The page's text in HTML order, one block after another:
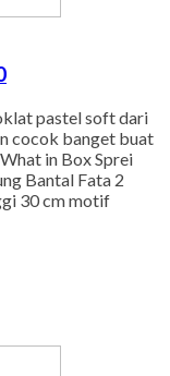
pastel soft dari
cocok banget buat
in Box Sprei
Bantal Fata 2
30 cm motif